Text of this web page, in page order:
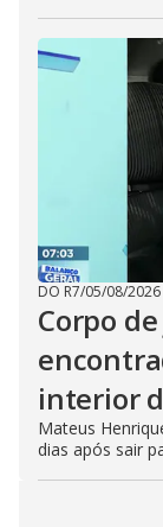
DO R7/05/08/2026
Corpo
interior
Mateus
dias após sair